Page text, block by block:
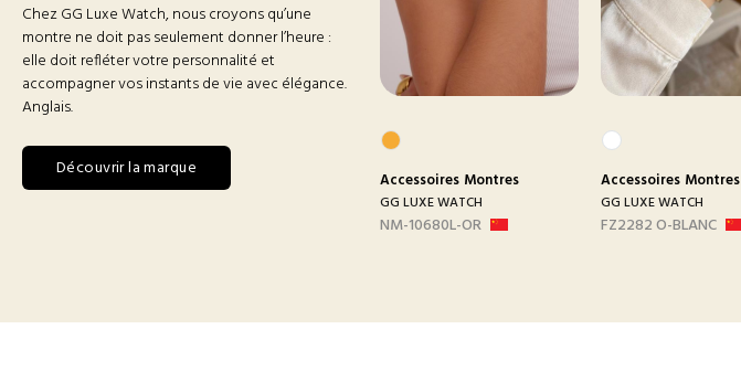
Chez GG Luxe Watch, nous croyons qu’une
montre ne doit pas seulement donner l’heure :
elle doit refléter votre personnalité et
accompagner vos instants de vie avec élégance.
Anglais.
Découvrir la marque
Montres Accessoires Accessoires Montres
GG LUXE WATCH
NM-10680L-OR
Accessoires Montres
GG LUXE WATCH
FZ2282 O-BLANC